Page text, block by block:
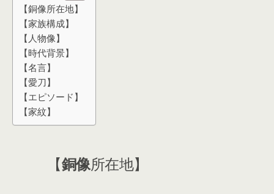
【銅像所在地】
【家族構成】
【人物像】
【時代背景】
【名言】
【愛刀】
【エピソード】
【家紋】
【銅像所在地】